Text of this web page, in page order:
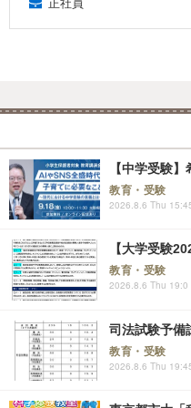
正社員
【中学受験
教育・受験
2026.8.6 Thu
【大学受験
教育・受験
2026.8.6 Thu 19:0
司法試験予備
教育・受験
2026.8.6 Thu